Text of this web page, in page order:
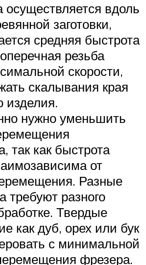
осуществляется вдоль
заготовки,
средняя быстрота
резьба
скорости,
скалывания края
изделия.
нужно уменьшить
так как быстрота
от
Разные
требуют разного
Твердые
как дуб, орех или бук
с минимальной
фрезера.